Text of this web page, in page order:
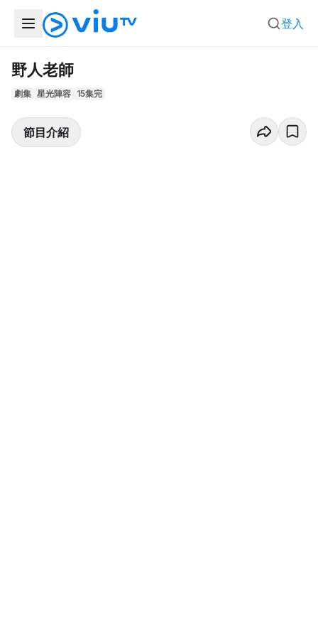
登入
野人老師
劇集 星光陣容 15集完
節目介紹